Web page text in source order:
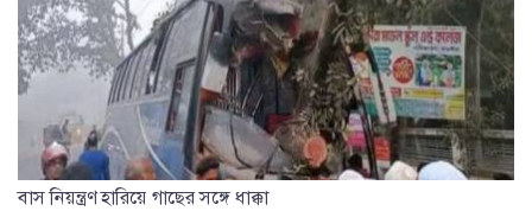
বাস নিয়ন্ত্রণ হারিয়ে গাছের সঙ্গে ধাক্কা